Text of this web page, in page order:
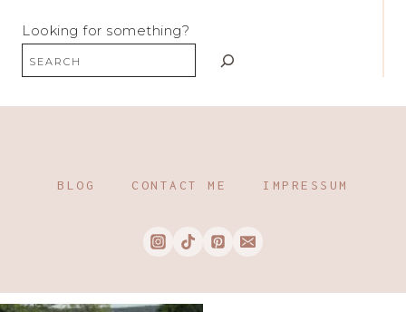
Looking for something?
BLOG CONTACT ME IMPRESSUM